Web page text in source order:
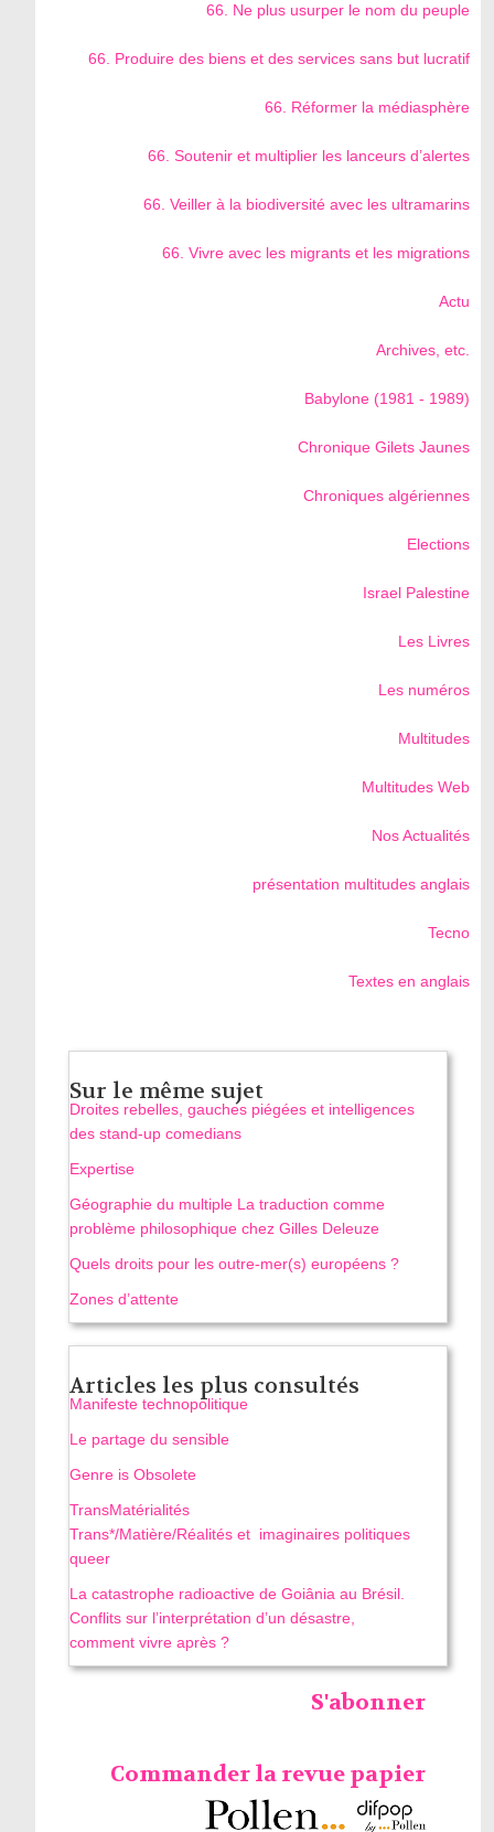
66. Ne plus usurper le nom du peuple
66. Produire des biens et des services sans but lucratif
66. Réformer la médiasphère
66. Soutenir et multiplier les lanceurs d’alertes
66. Veiller à la biodiversité avec les ultramarins
66. Vivre avec les migrants et les migrations
Actu
Archives, etc.
Babylone (1981 - 1989)
Chronique Gilets Jaunes
Chroniques algériennes
Elections
Israel Palestine
Les Livres
Les numéros
Multitudes
Multitudes Web
Nos Actualités
présentation multitudes anglais
Tecno
Textes en anglais
Sur le même sujet
Droites rebelles, gauches piégées et intelligences
des stand‑up comedians
Expertise
Géographie du multiple La traduction comme
problème philosophique chez Gilles Deleuze
Quels droits pour les outre-mer(s) européens ?
Zones d’attente
Articles les plus consultés
Manifeste technopolitique
Le partage du sensible
Genre is Obsolete
TransMatérialités
Trans*/Matière/Réalités et imaginaires politiques
queer
La catastrophe radioactive de Goiânia au Brésil.
Conflits sur l’interprétation d’un désastre,
comment vivre après ?
S'abonner
Commander la revue papier